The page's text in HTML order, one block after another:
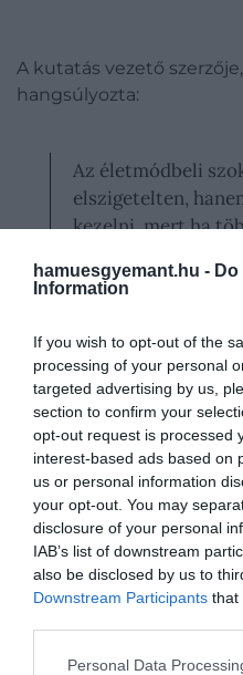
hamuesgyemant.hu -
Information
If you wish to opt-out of the
processing of your personal
targeted advertising by us,
section to confirm your
opt-out request is processed
interest-based ads based on
us or personal information
your opt-out. You may
disclosure of your personal
IAB’s list of downstream
also be disclosed by us to
Downstream Participants that
Please note that this
Personal Data
A kutatás vezető szerzője,
hangsúlyozta:
Az életmódbeli
elszigetelten,
kezelni, mert ha
lépések kevésbé
távon.
Ezek szerint tehát az
táplálkozás együtt